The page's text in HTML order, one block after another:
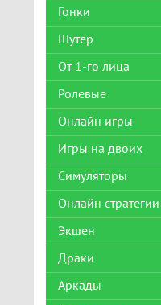
Гонки
Шутер
От 1-го лица
Ролевые
Онлайн игры
Игры на двоих
Симуляторы
Онлайн стратегии
Экшен
Драки
Аркады